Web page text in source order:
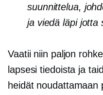
suunnittelua,
ja viedä läpijotta
Vaatii niin paljon
lapsesi tiedoista ja
heidät noudattamaan